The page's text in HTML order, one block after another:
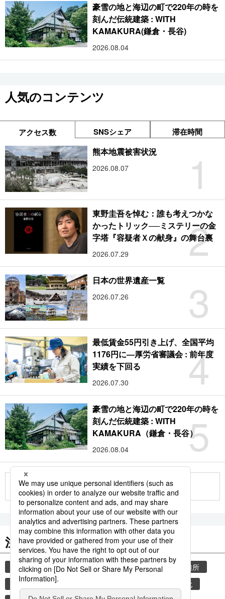
豪雪の地と海辺の町で220年の時を
刻んだ伝統建築 : WITH
KAMAKURA(鎌倉・長谷)
2026.08.04
人気のコンテンツ
アクセス数 SNSシェア 滞在時間
1
熊本地震被害状況
2026.08.07
2
東野圭吾を悼む：誰も考えつかな
かったトリック──ミステリーの金
字塔『容疑者Ｘの献身』の舞台裏
2026.07.29
3
日本の世界遺産一覧
2026.07.26
4
最低賃金55円引き上げ、全国平均
1176円に―厚労省審議会 : 前年度
実績を下回る
2026.07.30
5
豪雪の地と海辺の町で220年の時を
刻んだ伝統建築 : WITH
KAMAKURA（鎌倉・長谷）
2026.08.04
もっと見る
注目のキーワード
共同通信ニュース 気象・災害 災害
避難所
自然災害
少子高齢化